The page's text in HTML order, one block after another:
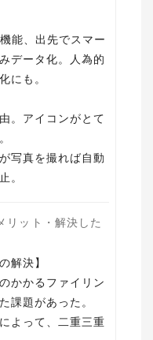
能、出先でスマー
データ化。人為的
にも。
。アイコンがとて
写真を撮れば自動
リット・解決した
解決】
かかるファイリン
課題があった。
よって、二重三重